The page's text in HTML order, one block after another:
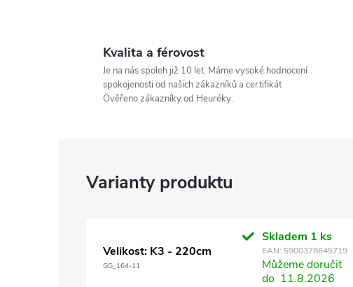
Kvalita a férovost
Je na nás spoleh již 10 let. Máme vysoké hodnocení
spokojenosti od našich zákazníků a certifikát
Ověřeno zákazníky od Heuréky.
Velikost: K3 - 220cm
GG_164-11
Skladem 1 ks
EAN: 5900378645719
Můžeme doručit
do 11.8.2026